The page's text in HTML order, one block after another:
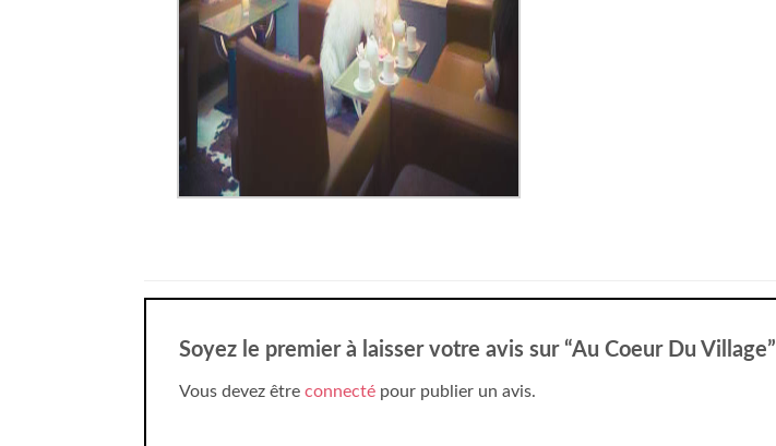
Soyez le premier à laisser votre avis sur “Au Coeur Du Village”
Vous devez être connecté pour publier un avis.